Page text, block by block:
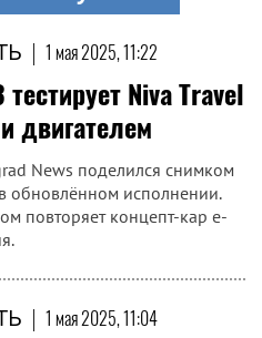
| 1 мая 2025, 11:22
Niva Travel
двигателем
News поделился снимком
обновлённом исполнении.
повторяет концепт-кар e-
| 1 мая 2025, 11:04